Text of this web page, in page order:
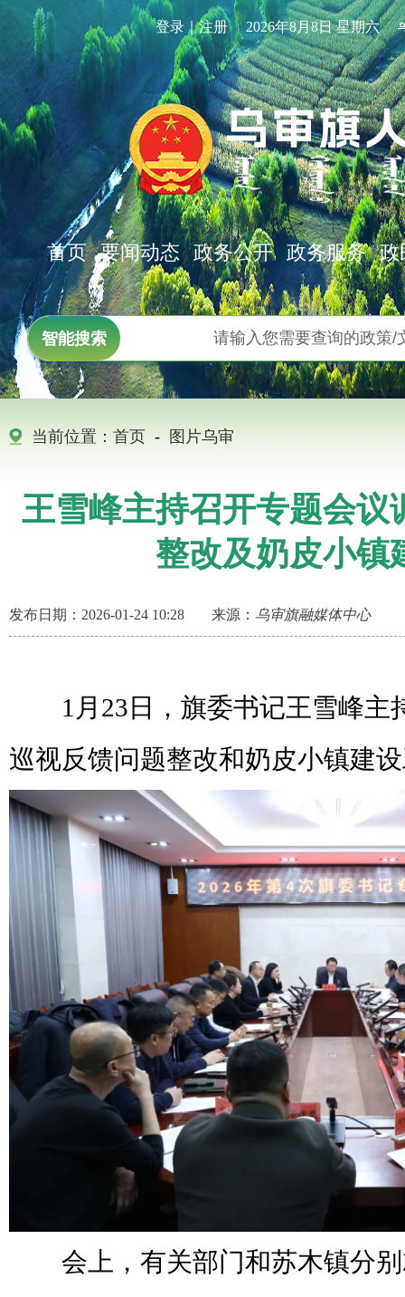
登录｜注册 2026年8月8日 星期六
首页 要闻动态 政务公开 政务服务 政
智能搜索
当前位置： 首页 - 图片乌审
王雪峰主持召开专题会议
整改及奶皮小镇
发布日期：2026-01-24 10:28 来源： 乌审旗融媒体中心
1月23日，旗委书记王雪峰主
巡视反馈问题整改和奶皮小镇建
会上，有关部门和苏木镇分别